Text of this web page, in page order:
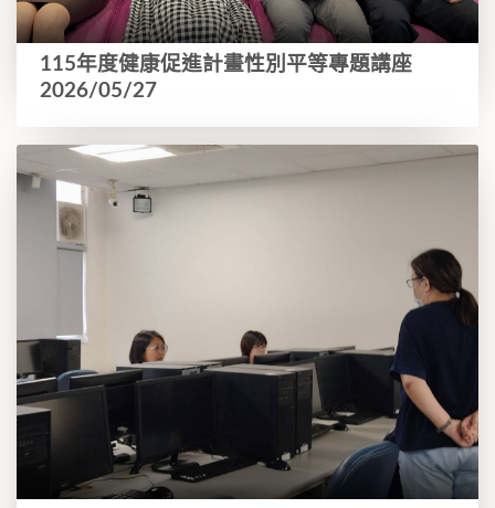
115年度健康促進計畫性別平等專題講座
2026/05/27